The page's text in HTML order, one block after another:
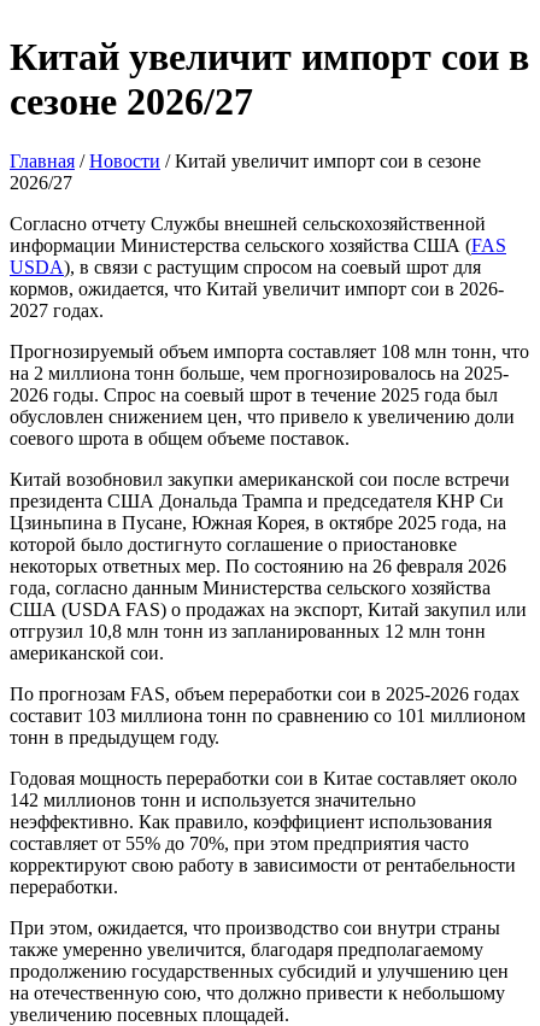
Китай увеличит импорт cои в
сезоне 2026/27
Главная /Новости /Китай увеличит импорт cои в сезоне
2026/27
Согласно отчету Службы внешней сельскохозяйственной
информации Министерства сельского хозяйства США (FAS
USDA), в связи с растущим спросом на соевый шрот для
кормов, ожидается, что Китай увеличит импорт сои в 2026-
2027 годах.
Прогнозируемый объем импорта составляет 108 млн тонн, что
на 2 миллиона тонн больше, чем прогнозировалось на 2025-
2026 годы. Спрос на соевый шрот в течение 2025 года был
обусловлен снижением цен, что привело к увеличению доли
соевого шрота в общем объеме поставок.
Китай возобновил закупки американской сои после встречи
президента США Дональда Трампа и председателя КНР Си
Цзиньпина в Пусане, Южная Корея, в октябре 2025 года, на
которой было достигнуто соглашение о приостановке
некоторых ответных мер. По состоянию на 26 февраля 2026
года, согласно данным Министерства сельского хозяйства
США (USDA FAS) о продажах на экспорт, Китай закупил или
отгрузил 10,8 млн тонн из запланированных 12 млн тонн
американской сои.
По прогнозам FAS, объем переработки сои в 2025-2026 годах
составит 103 миллиона тонн по сравнению со 101 миллионом
тонн в предыдущем году.
Годовая мощность переработки сои в Китае составляет около
142 миллионов тонн и используется значительно
неэффективно. Как правило, коэффициент использования
составляет от 55% до 70%, при этом предприятия часто
корректируют свою работу в зависимости от рентабельности
переработки.
При этом, ожидается, что производство сои внутри страны
также умеренно увеличится, благодаря предполагаемому
продолжению государственных субсидий и улучшению цен
на отечественную сою, что должно привести к небольшому
увеличению посевных площадей.